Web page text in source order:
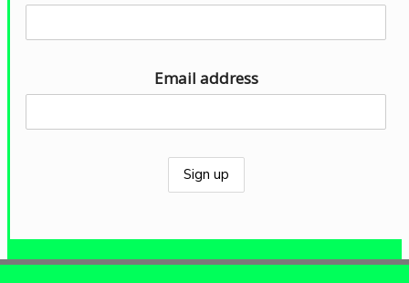
o
Email address